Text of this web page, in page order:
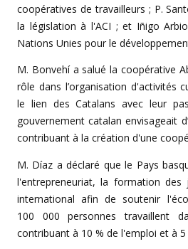
coopératives de travailleurs ; P.
la législation à l'ACI ; et Iñigo
Nations Unies pour le
M. Bonvehí a salué la coopérative
rôle dans l’organisation d'activités
le lien des Catalans avec leur
gouvernement catalan envisageait
contribuant à la création d'une
M. Díaz a déclaré que le Pays
l'entrepreneuriat, la formation des
international afin de soutenir
100 000 personnes travaillent
contribuant à 10 % de l'emploi et à 5